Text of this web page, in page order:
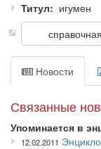
Титул
игумен
Новости
Связанные
Упоминается в
12.02.2011